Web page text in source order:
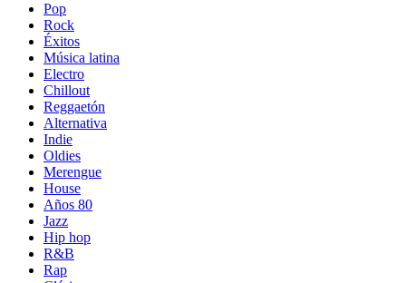
Pop
Rock
Éxitos
Música latina
Electro
Chillout
Reggaetón
Alternativa
Indie
Oldies
Merengue
House
Años 80
Jazz
Hip hop
R&B
Rap